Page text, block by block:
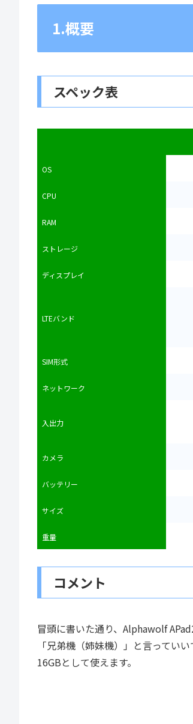
1.概要
スペック表
OS
CPU
RAM
ストレージ
ディスプレイ
LTEバンド
SIM形式
ネットワーク
入出力
カメラ
バッテリー
サイズ
重量
コメント
冒頭に書いた通り、Alphawolf
「兄弟機（姉妹機）」と言ってい
16GBとして使えます。